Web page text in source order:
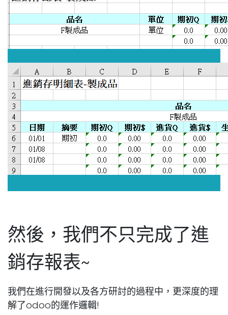
然後，我們不只完成了進
銷存報表~
我們在進行開發以及各方研討的過程中，更深度的理
解了odoo的運作邏輯!